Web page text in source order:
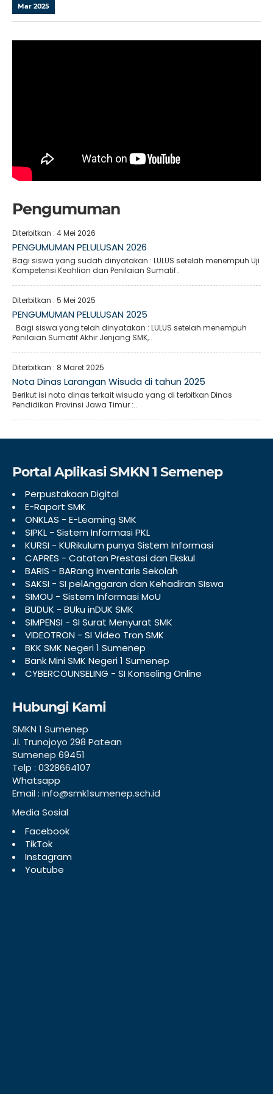
Mar 2025
Pengumuman
Diterbitkan : 4 Mei 2026
PENGUMUMAN PELULUSAN 2026
Bagi siswa yang sudah dinyatakan : LULUS setelah menempuh Uji
Kompetensi Keahlian dan Penilaian Sumatif..
Diterbitkan : 5 Mei 2025
PENGUMUMAN PELULUSAN 2025
Bagi siswa yang telah dinyatakan : LULUS setelah menempuh
Penilaian Sumatif Akhir Jenjang SMK,..
Diterbitkan : 8 Maret 2025
Nota Dinas Larangan Wisuda di tahun 2025
Berikut isi nota dinas terkait wisuda yang di terbitkan Dinas
Pendidikan Provinsi Jawa Timur :..
Portal Aplikasi SMKN 1 Semenep
Perpustakaan Digital
E-Raport SMK
ONKLAS - E-Learning SMK
SIPKL - Sistem Informasi PKL
KURSI - KURikulum punya Sistem Informasi
CAPRES - Catatan Prestasi dan Ekskul
BARIS - BARang Inventaris Sekolah
SAKSI - SI pelAnggaran dan Kehadiran SIswa
SIMOU - Sistem Informasi MoU
BUDUK - BUku inDUK SMK
SIMPENSI - SI Surat Menyurat SMK
VIDEOTRON - SI Video Tron SMK
BKK SMK Negeri 1 Sumenep
Bank Mini SMK Negeri 1 Sumenep
CYBERCOUNSELING - SI Konseling Online
Hubungi Kami
SMKN 1 Sumenep
Jl. Trunojoyo 298 Patean
Sumenep 69451
Telp : 0328664107
Whatsapp
Email : info@smk1sumenep.sch.id
Media Sosial
Facebook
TikTok
Instagram
Youtube